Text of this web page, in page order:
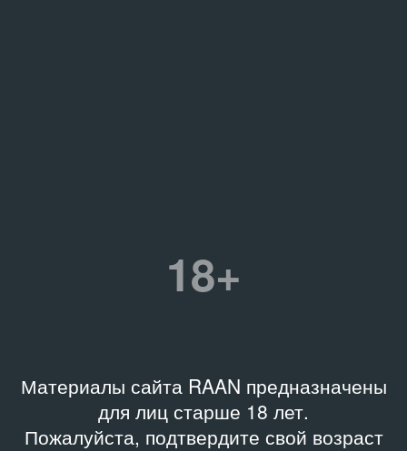
18+
Материалы сайта RAAN предназначены
для лиц старше 18 лет.
Пожалуйста, подтвердите свой возраст